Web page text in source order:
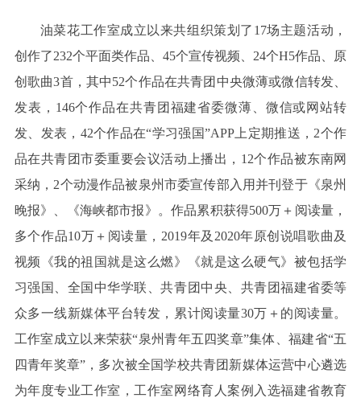
油菜花工作室成立以来共组织策划了17场主题活动，
创作了232个平面类作品、45个宣传视频、24个H5作品、原
创歌曲3首，其中52个作品在共青团中央微薄或微信转发、
发表，146个作品在共青团福建省委微薄、微信或网站转
发、发表，42个作品在“学习强国”APP上定期推送，2个作
品在共青团市委重要会议活动上播出，12个作品被东南网
采纳，2个动漫作品被泉州市委宣传部入用并刊登于《泉州
晚报》、《海峡都市报》。作品累积获得500万＋阅读量，
多个作品10万＋阅读量，2019年及2020年原创说唱歌曲及
视频《我的祖国就是这么燃》《就是这么硬气》被包括学
习强国、全国中华学联、共青团中央、共青团福建省委等
众多一线新媒体平台转发，累计阅读量30万＋的阅读量。
工作室成立以来荣获“泉州青年五四奖章”集体、福建省“五
四青年奖章”，多次被全国学校共青团新媒体运营中心遴选
为年度专业工作室，工作室网络育人案例入选福建省教育